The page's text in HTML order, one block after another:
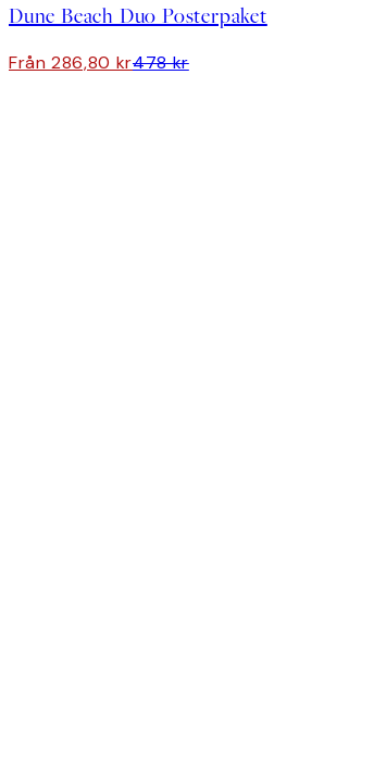
Dune Beach Duo Posterpaket
Från 286,80 kr478 kr